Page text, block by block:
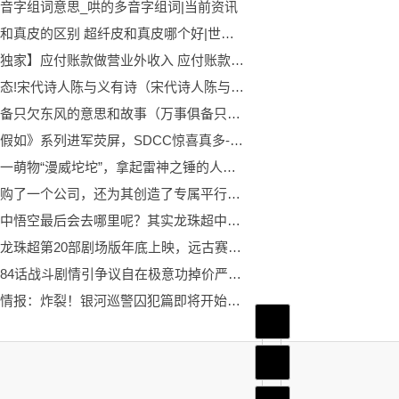
字组词意思_哄的多音字组词|当前资讯
超纤皮和真皮的区别 超纤皮和真皮哪个好|世界讯息
【世界独家】应付账款做营业外收入 应付账款转营业外收入情况说明
每日动态!宋代诗人陈与义有诗（宋代诗人陈与义乘船出游时）
万事俱备只欠东风的意思和故事（万事俱备只欠东风的意思）|每日短讯
漫威《假如》系列进军荧屏，SDCC惊喜真多-天天新视野
漫威第一萌物“漫威坨坨”，拿起雷神之锤的人又多了一个 精彩看点
漫威收购了一个公司，还为其创造了专属平行宇宙
龙珠超中悟空最后会去哪里呢？其实龙珠超中已经给了我们答案
报道：龙珠超第20部剧场版年底上映，远古赛亚人莫西亚完虐悟空
龙珠超84话战斗剧情引争议自在极意功掉价严重闪避能力被吃了_世界速看
龙珠超情报：炸裂！银河巡警囚犯篇即将开始，网友担心战斗力会崩